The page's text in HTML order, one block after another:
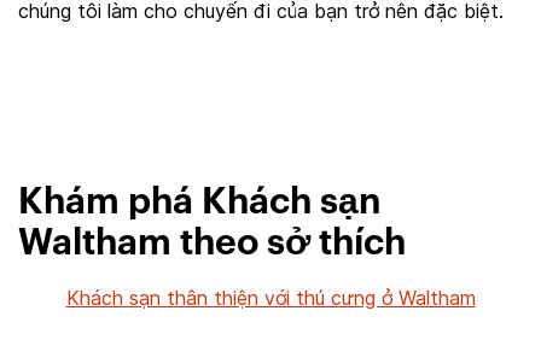
chúng tôi làm cho chuyến đi của bạn trở nên đặc biệt.
Khám phá Khách sạn
Waltham theo sở thích
Khách sạn thân thiện với thú cưng ở Waltham